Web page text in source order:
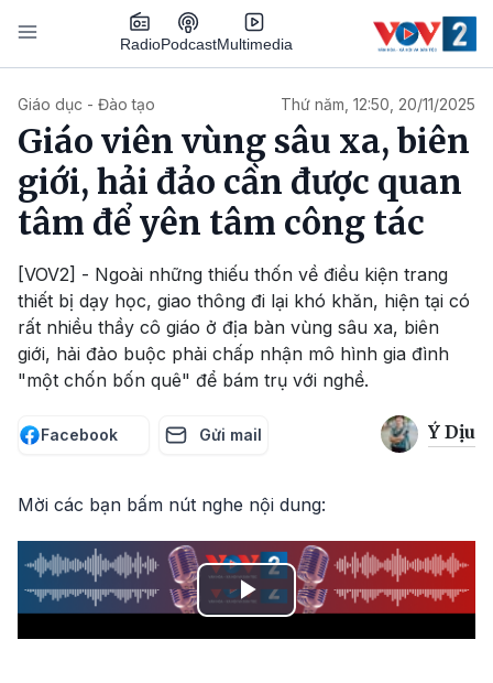
Nhảy đến nội dung
RadioPodcastMultimedia
Giáo dục - Đào tạo Thứ năm, 12:50, 20/11/2025
Giáo viên vùng sâu xa, biên
giới, hải đảo cần được quan
tâm để yên tâm công tác
[VOV2] - Ngoài những thiếu thốn về điều kiện trang
thiết bị dạy học, giao thông đi lại khó khăn, hiện tại có
rất nhiều thầy cô giáo ở địa bàn vùng sâu xa, biên
giới, hải đảo buộc phải chấp nhận mô hình gia đình
"một chốn bốn quê" để bám trụ với nghề.
Facebook Gửi mail Ý Dịu
Mời các bạn bấm nút nghe nội dung:
Play